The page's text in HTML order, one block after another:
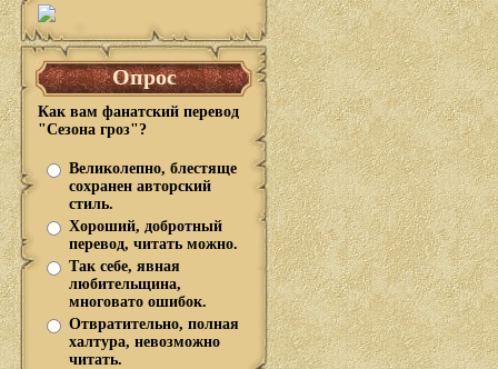
Опрос
Как вам фанатский перевод
"Сезона гроз"?
Великолепно, блестяще
сохранен авторский
стиль.
Хороший, добротный
перевод, читать можно.
Так себе, явная
любительщина,
многовато ошибок.
Отвратительно, полная
халтура, невозможно
читать.